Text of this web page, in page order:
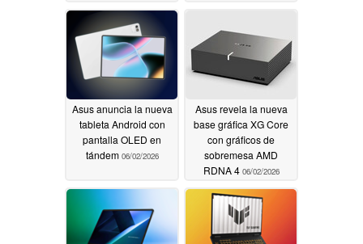
06/03/2026
Asus anuncia la nueva
tableta Android con
pantalla OLED en
tándem 06/02/2026
Asus revela la nueva
base gráfica XG Core
con gráficos de
sobremesa AMD
RDNA 4 06/02/2026